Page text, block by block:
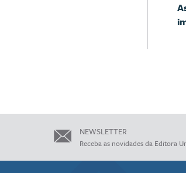
NEWSLETTER
Receba as novidades da Editora